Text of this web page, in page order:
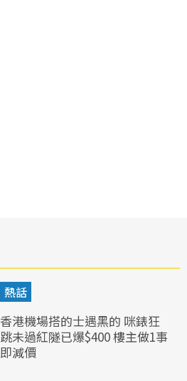
熱話
香港機場搭的士遇黑的 咪錶狂
跳未過紅隧已爆$400 樓主做1事
即減價